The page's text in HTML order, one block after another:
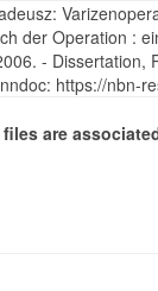
der Operation :
- Dissertation,
https://nbn-
are